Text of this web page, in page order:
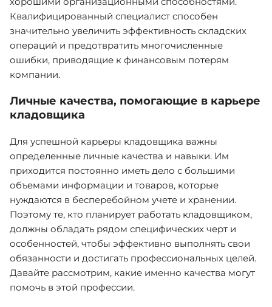
Квалифицированный специалист способен
значительно увеличить эффективность складских
операций и предотвратить многочисленные
ошибки, приводящие к финансовым потерям
компании.
Личные качества, помогающие в карьере
кладовщика
Для успешной карьеры кладовщика важны
определенные личные качества и навыки. Им
приходится постоянно иметь дело с большими
объемами информации и товаров, которые
нуждаются в бесперебойном учете и хранении.
Поэтому те, кто планирует работать кладовщиком,
должны обладать рядом специфических черт и
особенностей, чтобы эффективно выполнять свои
обязанности и достигать профессиональных целей.
Давайте рассмотрим, какие именно качества могут
помочь в этой профессии.